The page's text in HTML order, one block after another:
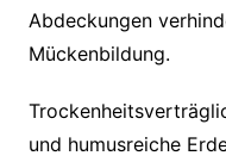
Abdeckungen
Mückenbildung.
und humusreiche